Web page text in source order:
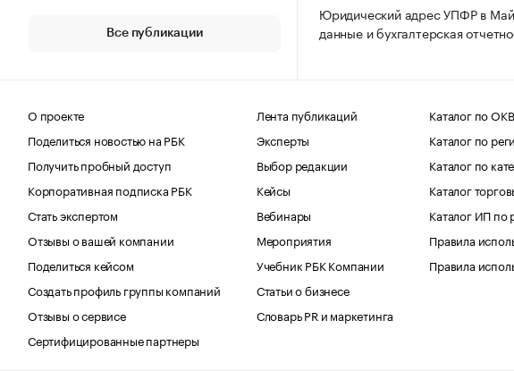
Все публикации
Юридический адрес УПФР в
данные и бухгалтерская
О проекте
Поделиться новостью на РБК
Получить пробный доступ
Корпоративная подписка РБК
Стать экспертом
Отзывы о вашей компании
Поделиться кейсом
Создать профиль группы компаний
Отзывы о сервисе
Сертифицированные партнеры
Лента публикаций
Эксперты
Выбор редакции
Кейсы
Вебинары
Мероприятия
Учебник РБК Компании
Статьи о бизнесе
Словарь PR и маркетинга
Каталог по
Каталог по
Каталог по
Каталог
Каталог ИП по
Правила
Правила